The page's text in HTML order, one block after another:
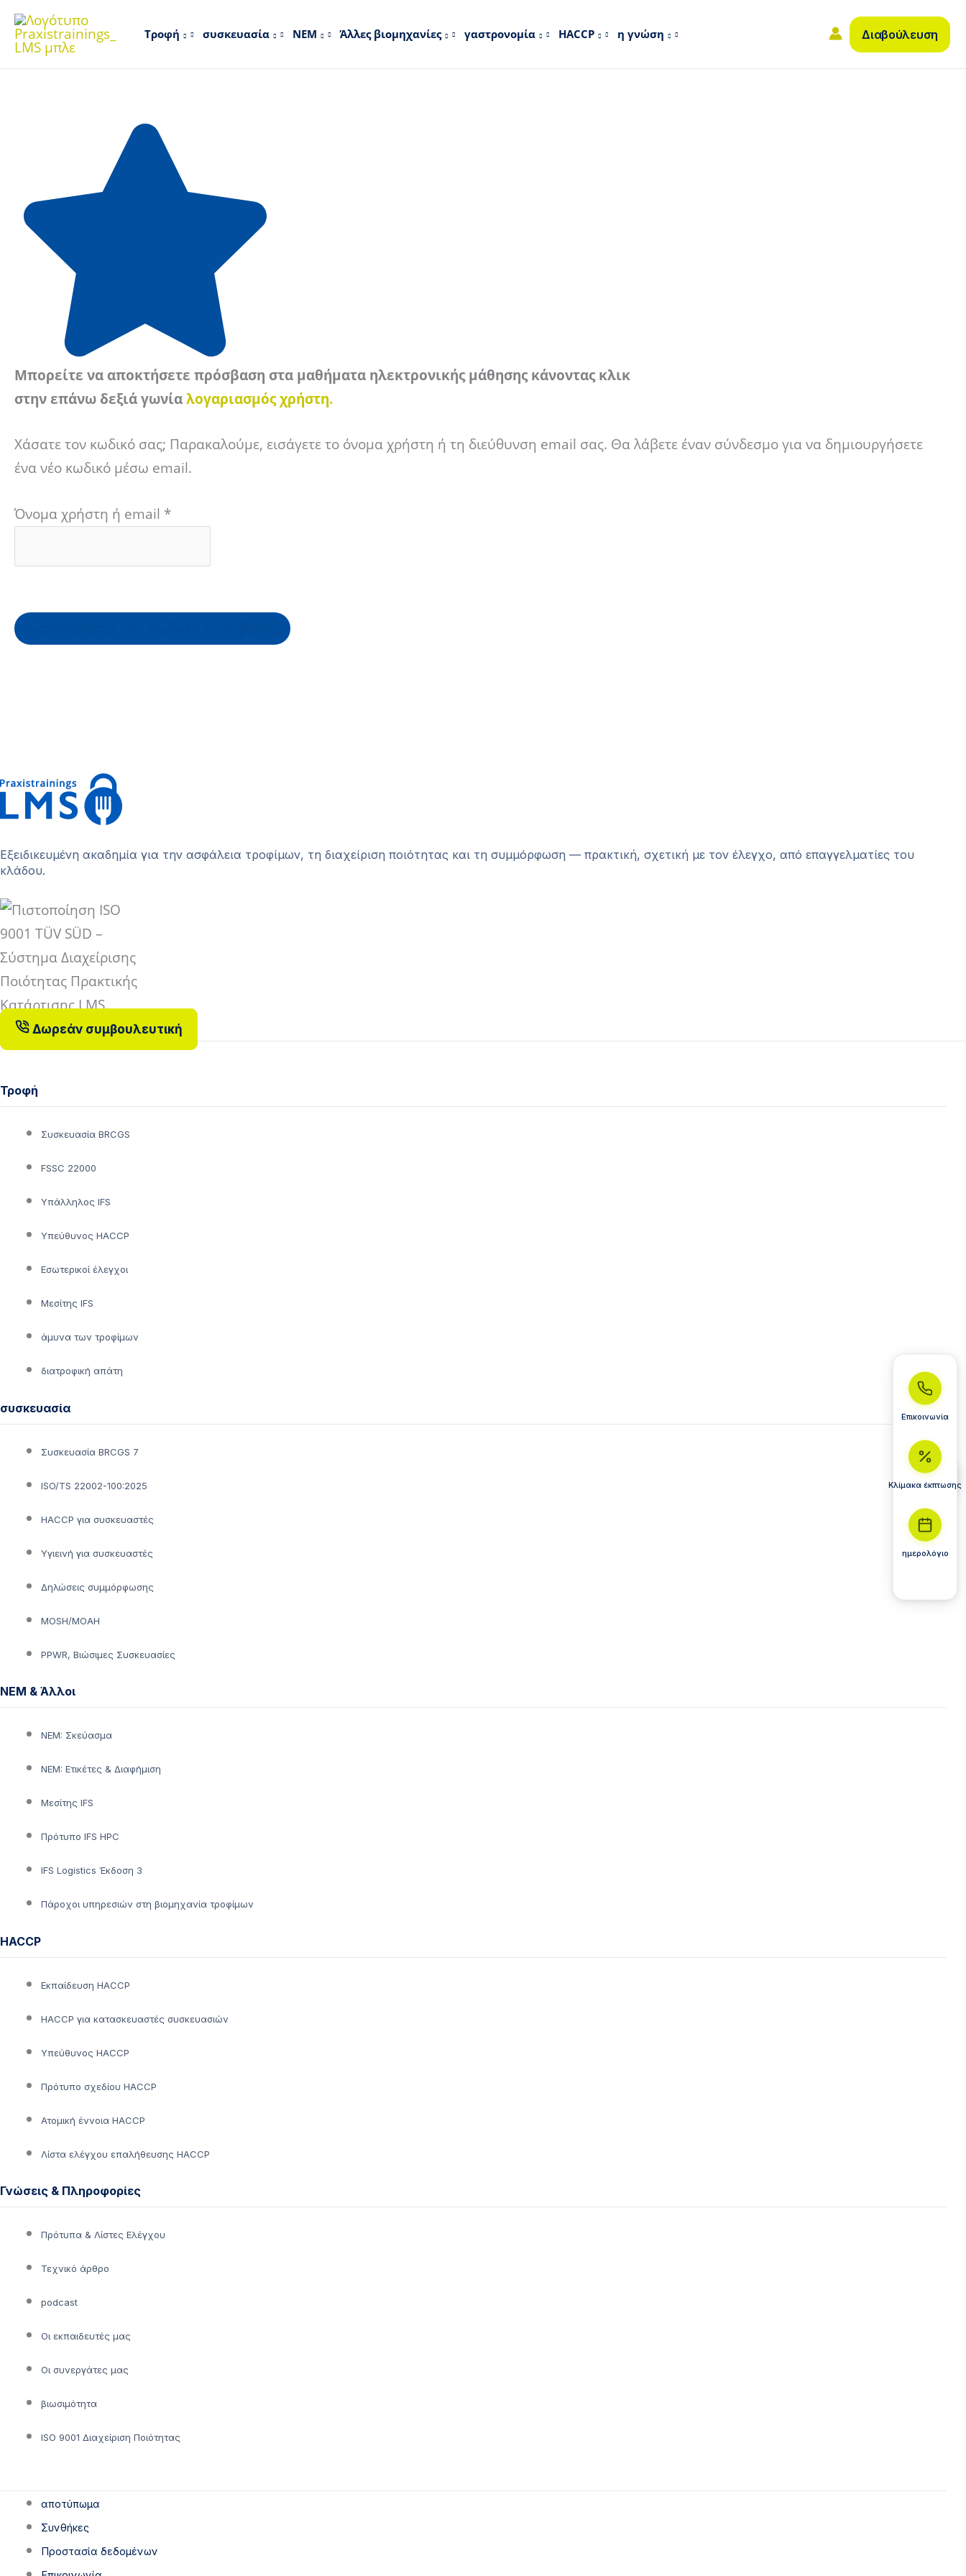
Μετάβαση
στο
περιεχόμενο
Τροφή συσκευασία NEM Άλλες βιομηχανίες γαστρονομία HACCP η γνώση Διαβούλευση
Μπορείτε να αποκτήσετε πρόσβαση στα μαθήματα ηλεκτρονικής μάθησης κάνοντας κλικ
στην επάνω δεξιά γωνίαλογαριασμός χρήστη.
Χάσατε τον κωδικό σας; Παρακαλούμε, εισάγετε το όνομα χρήστη ή τη διεύθυνση email σας. Θα λάβετε έναν σύνδεσμο για να δημιουργήσετε
ένα νέο κωδικό μέσω email.
Όνομα χρήστη ή email *
Εξειδικευμένη ακαδημία για την ασφάλεια τροφίμων, τη διαχείριση ποιότητας και τη συμμόρφωση — πρακτική, σχετική με τον έλεγχο, από επαγγελματίες του
κλάδου.
Δωρεάν συμβουλευτική
Τροφή
Συσκευασία BRCGS
FSSC 22000
Υπάλληλος IFS
Υπεύθυνος HACCP
Εσωτερικοί έλεγχοι
Μεσίτης IFS
άμυνα των τροφίμων
διατροφική απάτη
συσκευασία
Συσκευασία BRCGS 7
ISO/TS 22002-100:2025
HACCP για συσκευαστές
Υγιεινή για συσκευαστές
Δηλώσεις συμμόρφωσης
MOSH/MOAH
PPWR, Βιώσιμες Συσκευασίες
NEM & Άλλοι
NEM: Σκεύασμα
NEM: Ετικέτες & Διαφήμιση
Μεσίτης IFS
Πρότυπο IFS HPC
IFS Logistics Έκδοση 3
Πάροχοι υπηρεσιών στη βιομηχανία τροφίμων
HACCP
Εκπαίδευση HACCP
HACCP για κατασκευαστές συσκευασιών
Υπεύθυνος HACCP
Πρότυπο σχεδίου HACCP
Ατομική έννοια HACCP
Λίστα ελέγχου επαλήθευσης HACCP
Γνώσεις & Πληροφορίες
Πρότυπα & Λίστες Ελέγχου
Τεχνικό άρθρο
podcast
Οι εκπαιδευτές μας
Οι συνεργάτες μας
βιωσιμότητα
ISO 9001 Διαχείριση Ποιότητας
αποτύπωμα
Συνθήκες
Προστασία δεδομένων
Επικοινωνία
Κλίμακα έκπτωσης
ημερολόγιο